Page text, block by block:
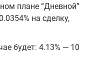
плане “Дневной”
на сделку,
будет: 4.13% — 10